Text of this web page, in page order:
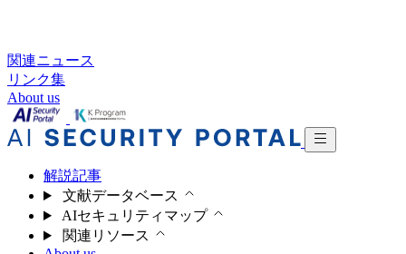
関連ニュース
リンク集
About us
解説記事
文献データベース
AIセキュリティマップ
関連リソース